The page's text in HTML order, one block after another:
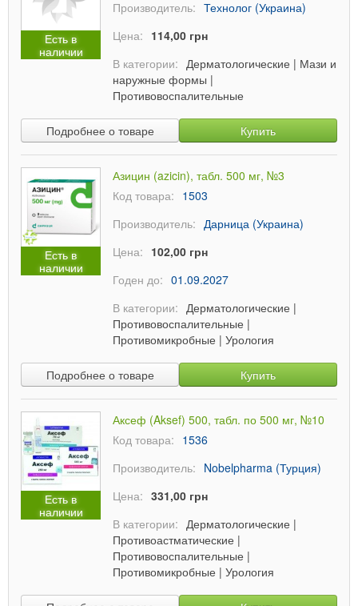
Есть в
наличии
Производитель: Технолог (Украина)
Цена: 114,00 грн
В категории: Дерматологические | Мази и
наружные формы |
Противовоспалительные
Подробнее о товаре Купить
Есть в
наличии
Азицин (azicin), табл. 500 мг, №3
Код товара: 1503
Производитель: Дарница (Украина)
Цена: 102,00 грн
Годен до: 01.09.2027
В категории: Дерматологические |
Противовоспалительные |
Противомикробные | Урология
Подробнее о товаре Купить
Есть в
наличии
Аксеф (Aksef) 500, табл. по 500 мг, №10
Код товара: 1536
Производитель: Nobelpharma (Турция)
Цена: 331,00 грн
В категории: Дерматологические |
Противоастматические |
Противовоспалительные |
Противомикробные | Урология